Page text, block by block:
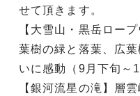
せて頂きます。
【大雪山・黒岳ロー
葉樹の緑と落葉、広
いに感動（9月下旬～
【銀河流星の滝】層